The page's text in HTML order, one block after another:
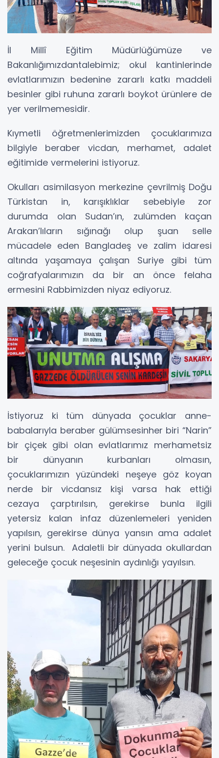
İl Millî Eğitim Müdürlüğümüze ve
Bakanlığımızdantalebimiz; okul kantinlerinde
evlatlarımızın bedenine zararlı katkı maddeli
besinler gibi ruhuna zararlı boykot ürünlere de
yer verilmemesidir.
Kıymetli öğretmenlerimizden çocuklarımıza
bilgiyle beraber vicdan, merhamet, adalet
eğitimide vermelerini istiyoruz.
Okulları asimilasyon merkezine çevrilmiş Doğu
Türkistan in, karışıklıklar sebebiyle zor
durumda olan Sudan’ın, zulümden kaçan
Arakan’lıların sığınağı olup şuan selle
mücadele eden Bangladeş ve zalim idaresi
altında yaşamaya çalışan Suriye gibi tüm
coğrafyalarımızın da bir an önce felaha
ermesini Rabbimizden niyaz ediyoruz.
İstiyoruz ki tüm dünyada çocuklar anne-
babalarıyla beraber gülümsesinher biri “Narin”
bir çiçek gibi olan evlatlarımız merhametsiz
bir dünyanın kurbanları olmasın,
çocuklarımızın yüzündeki neşeye göz koyan
nerde bir vicdansız kişi varsa hak ettiği
cezaya çarptırılsın, gerekirse bunla ilgili
yetersiz kalan infaz düzenlemeleri yeniden
yapılsın, gerekirse dünya yansın ama adalet
yerini bulsun. Adaletli bir dünyada okullardan
geleceğe çocuk neşesinin aydınlığı yayılsın.